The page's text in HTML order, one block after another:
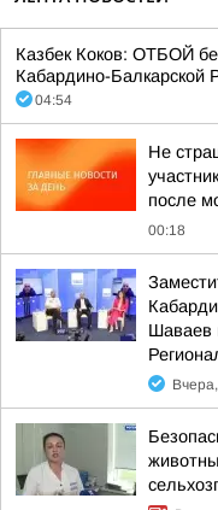
Казбек Коков: ОТБОЙ
Кабардино-Балкарской
04:54
Не
после
00:18
Шаваев